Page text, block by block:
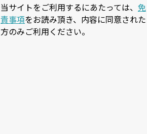
当サイトをご利用するにあたっては、 免
責事項をお読み頂き、内容に同意された
方のみご利用ください。